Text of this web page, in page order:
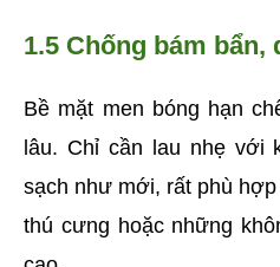
1.5 Chống bám bẩn,
Bề mặt men bóng hạn
lâu. Chỉ cần lau nhẹ với
sạch như mới, rất phù
thú cưng hoặc những